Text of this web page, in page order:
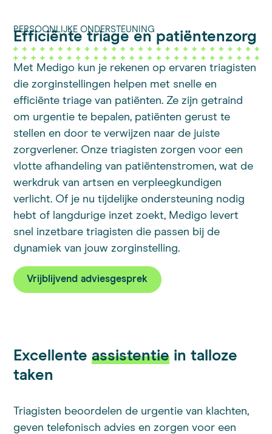
PERSOONLIJKE ONDERSTEUNING
Efficiënte triage en patiëntenzorg
Met Medigo kun je rekenen op ervaren triagisten
die zorginstellingen helpen met snelle en
efficiënte triage van patiënten. Ze zijn getraind
om urgentie te bepalen, patiënten gerust te
stellen en door te verwijzen naar de juiste
zorgverlener. Onze triagisten zorgen voor een
vlotte afhandeling van patiëntenstromen, wat de
werkdruk van artsen en verpleegkundigen
verlicht. Of je nu tijdelijke ondersteuning nodig
hebt of langdurige inzet zoekt, Medigo levert
snel inzetbare triagisten die passen bij de
dynamiek van jouw zorginstelling.
Vrijblijvend adviesgesprek
Excellenteassistentie in talloze
taken
Triagisten beoordelen de urgentie van klachten,
geven telefonisch advies en zorgen voor een